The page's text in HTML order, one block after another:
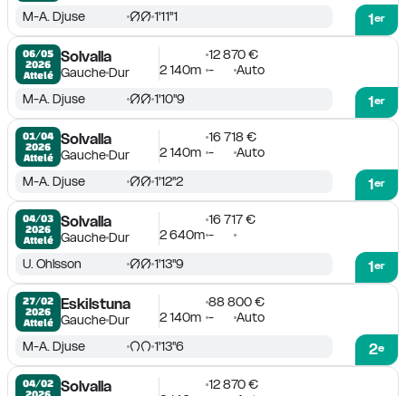
1er
M-A. Djuse 1'11''1
06/05
2026
Attelé
Solvalla
GaucheDur
12 870 €
2 140m - Auto
1er
M-A. Djuse 1'10''9
01/04
2026
Attelé
Solvalla
GaucheDur
16 718 €
2 140m - Auto
1er
M-A. Djuse 1'12''2
04/03
2026
Attelé
Solvalla
GaucheDur
16 717 €
2 640m -
1er
U. Ohlsson 1'13''9
27/02
2026
Attelé
Eskilstuna
GaucheDur
88 800 €
2 140m - Auto
2e
M-A. Djuse 1'13''6
04/02
Solvalla
12 870 €